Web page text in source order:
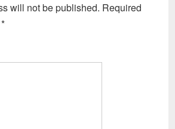
will not be published. Required
*